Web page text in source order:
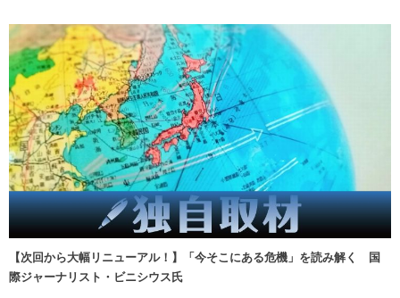
【次回から大幅リニューアル！】「今そこにある危機」を読み解く 国
際ジャーナリスト・ビニシウス氏